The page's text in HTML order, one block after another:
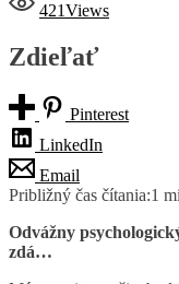
421Views
Zdieľať
Pinterest
LinkedIn
Email
Približný čas čítania:1
Odvážny
zdá…